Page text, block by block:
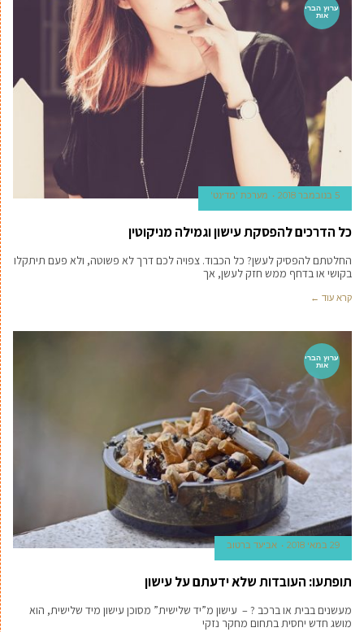
ערוץ הברי
אות
5 בנובמבר 2018 מערכת 'מדינט'
כל הדרכים להפסקת עישון וגמילה מניקוטין
החלטתם להפסיק לעשן? כל הכבוד. צפויה לכם דרך לא פשוטה, ולא פעם תיתקלו
בקושי או בדחף ממש חזק לעשן, אך
קרא עוד ←
ערוץ הברי
אות
29 במאי 2018 אביעד ברטוב
תופתעו: העובדות שלא ידעתם על עישון
מעשנים בבית או ברכב ? – עישון מ”יד שלישית” מסוכן עישון מיד שלישית, הוא
מושג חדש יחסית בתחום מחקר נזקי